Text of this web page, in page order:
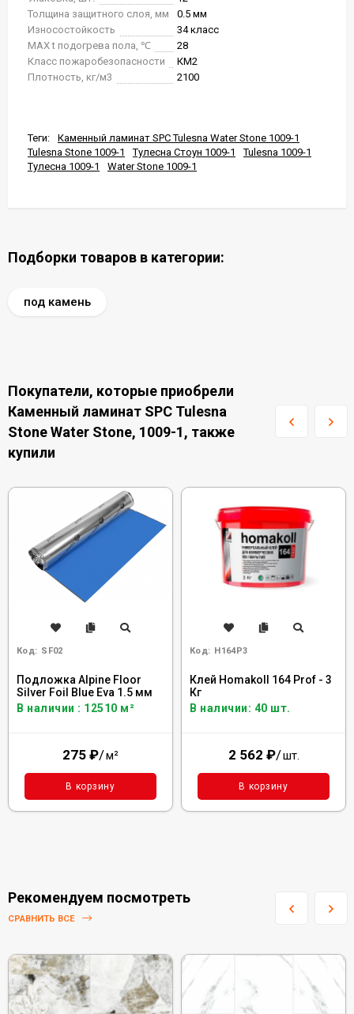
Толщина защитного слоя, мм
0.5 мм
Износостойкость
34 класс
MAX t подогрева пола, ℃
28
Класс пожаробезопасности
КМ2
Плотность, кг/м3
2100
Теги:
Каменный ламинат SPC Tulesna Water Stone 1009-1
Tulesna Stone 1009-1
Тулесна Стоун 1009-1
Tulesna 1009-1
Тулесна 1009-1
Water Stone 1009-1
Подборки товаров в категории:
под камень
Покупатели, которые приобрели
Каменный ламинат SPC Tulesna
Stone Water Stone, 1009-1, также
купили
Код: SF02
Подложка Alpine Floor
Silver Foil Blue Eva 1.5 мм
В наличии : 12510 м²
275 ₽/м²
В корзину
Код: H164P3
Клей Homakoll 164 Prof - 3
Кг
В наличии: 40 шт.
2 562 ₽/шт.
В корзину
Рекомендуем посмотреть
СРАВНИТЬ ВСЕ